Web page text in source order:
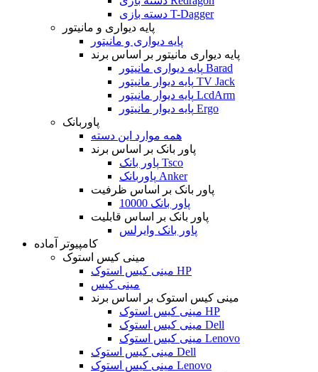
دسته بازی T-Dagger
پایه دیواری و مانیتور
پایه دیواری و مانیتور
پایه دیواری مانیتور بر اساس برند
پایه دیواری مانیتور Barad
پایه دیوار مانیتور TV Jack
پایه دیوار مانیتور LcdArm
پایه دیوار مانیتور Ergo
پاوربانک
همه موارد این دسته
پاور بانک بر اساس برند
پاور بانک Tsco
پاوربانک Anker
پاور بانک بر اساس ظرفیت
پاور بانک 10000
پاور بانک بر اساس قابلیت
پاور بانک وایرلس
کامپیوتر آماده
مینی کیس استوک
مینی کیس استوک HP
مینی کیس
مینی کیس استوک بر اساس برند
مینی کیس استوک HP
مینی کیس استوک Dell
مینی کیس استوک Lenovo
مینی کیس استوک Dell
مینی کیس استوک Lenovo